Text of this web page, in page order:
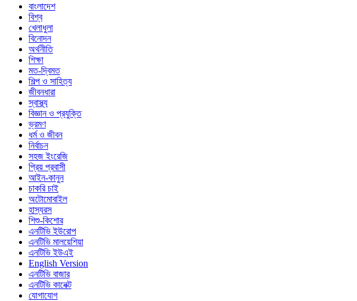
বাংলাদেশ
বিশ্ব
খেলাধুলা
বিনোদন
অর্থনীতি
শিক্ষা
মত-দ্বিমত
শিল্প ও সাহিত্য
জীবনধারা
স্বাস্থ্য
বিজ্ঞান ও প্রযুক্তি
ভ্রমণ
ধর্ম ও জীবন
নির্বাচন
সহজ ইংরেজি
প্রিয় প্রবাসী
আইন-কানুন
চাকরি চাই
অটোমোবাইল
হাস্যরস
শিশু-কিশোর
এনটিভি ইউরোপ
এনটিভি মালয়েশিয়া
এনটিভি ইউএই
English Version
এনটিভি বাজার
এনটিভি কানেক্ট
যোগাযোগ